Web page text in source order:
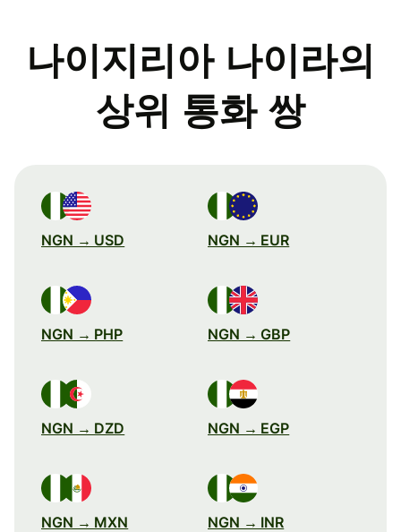
나이지리아 나이라의
상위 통화 쌍
NGN → USD NGN → EUR
NGN → PHP NGN → GBP
NGN → DZD NGN → EGP
NGN → MXN NGN → INR